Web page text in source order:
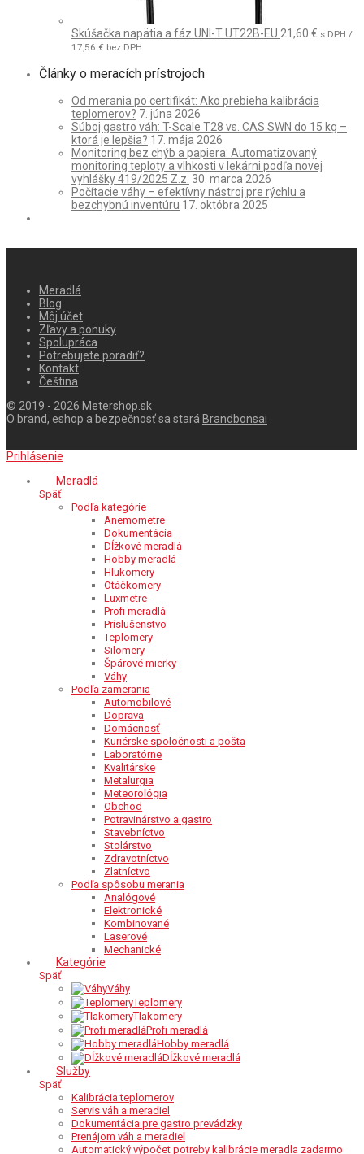
Skúšačka napätia a fáz UNI-T UT22B-EU 21,60 € s DPH /
17,56 € bez DPH
Články o meracích prístrojoch
Od merania po certifikát: Ako prebieha kalibrácia
teplomerov? 7. júna 2026
Súboj gastro váh: T-Scale T28 vs. CAS SWN do 15 kg –
ktorá je lepšia? 17. mája 2026
Monitoring bez chýb a papiera: Automatizovaný
monitoring teploty a vlhkosti v lekárni podľa novej
vyhlášky 419/2025 Z.z. 30. marca 2026
Počítacie váhy – efektívny nástroj pre rýchlu a
bezchybnú inventúru 17. októbra 2025
Meradlá
Blog
Môj účet
Zľavy a ponuky
Spolupráca
Potrebujete poradiť?
Kontakt
Čeština
© 2019 - 2026 Metershop.sk
O brand, eshop a bezpečnosť sa stará Brandbonsai
Prihlásenie
Meradlá
Späť
Podľa kategórie
Anemometre
Dokumentácia
Dĺžkové meradlá
Hobby meradlá
Hlukomery
Otáčkomery
Luxmetre
Profi meradlá
Príslušenstvo
Teplomery
Silomery
Špárové mierky
Váhy
Podľa zamerania
Automobilové
Doprava
Domácnosť
Kuriérske spoločnosti a pošta
Laboratórne
Kvalitárske
Metalurgia
Meteorológia
Obchod
Potravinárstvo a gastro
Stavebníctvo
Stolárstvo
Zdravotníctvo
Zlatníctvo
Podľa spôsobu merania
Analógové
Elektronické
Kombinované
Laserové
Mechanické
Kategórie
Späť
Váhy
Teplomery
Tlakomery
Profi meradlá
Hobby meradlá
Dĺžkové meradlá
Služby
Späť
Kalibrácia teplomerov
Servis váh a meradiel
Dokumentácia pre gastro prevádzky
Prenájom váh a meradiel
Automatický výpočet potreby kalibrácie meradla zadarmo